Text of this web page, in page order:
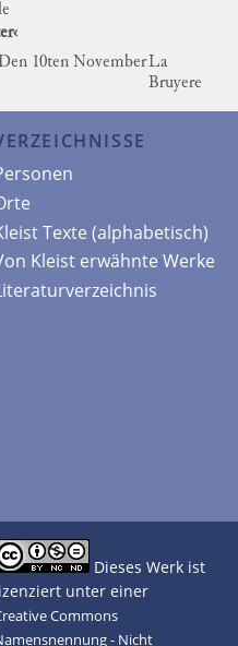
10ten NovemberLa
Bruyere
Texte (alphabetisch)
Kleist erwähnte Werke
Dieses Werk ist
unter einer
Commons
- Nicht